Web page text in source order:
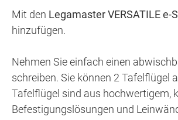
Mit den Legamaster VERSATILE e-
hinzufügen.
Nehmen Sie einfach einen
schreiben. Sie können 2 Tafelflügel
Tafelflügel sind aus hochwertigem,
Befestigungslösungen und